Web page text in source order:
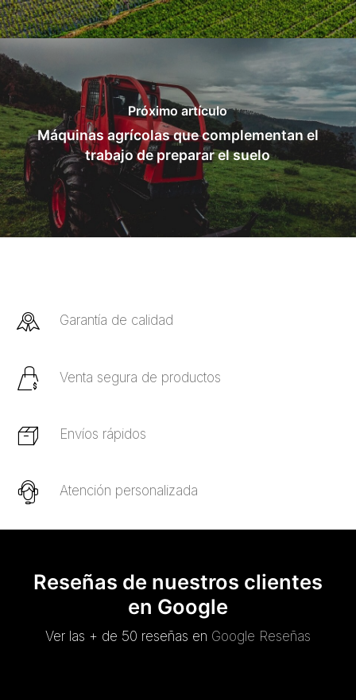
Próximo artículo
Máquinas agrícolas que complementan el
trabajo de preparar el suelo
Garantía de calidad
Venta segura de productos
Envíos rápidos
Atención personalizada
Reseñas de nuestros clientes
en Google
Ver las + de 50 reseñas en Google Reseñas